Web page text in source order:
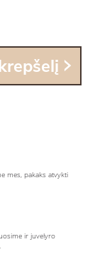
mes, pakaks atvykti
ir juvelyro